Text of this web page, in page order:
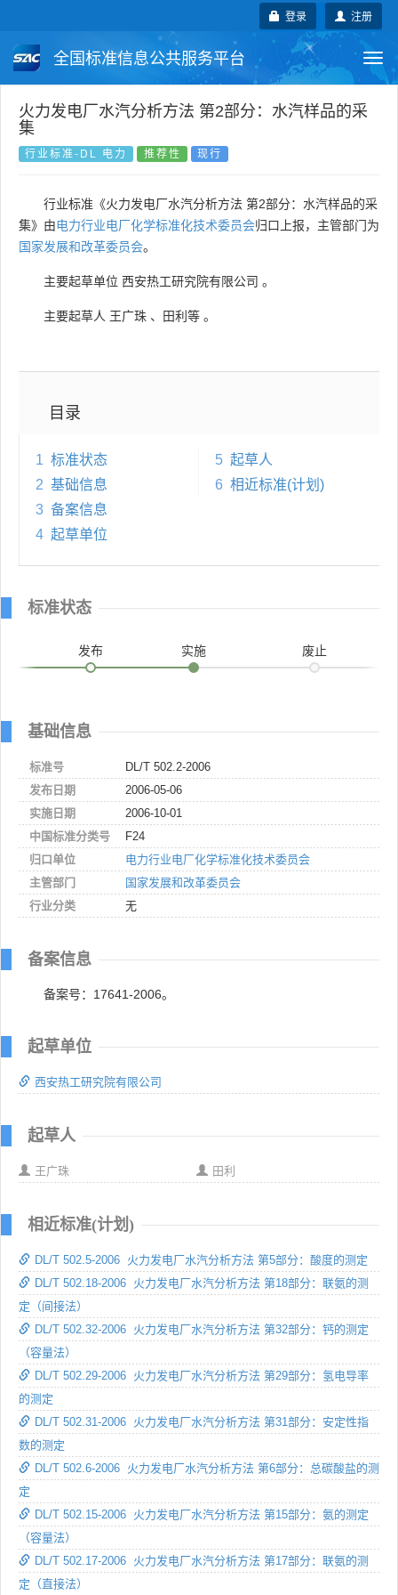
注册
登录
全国标准信息公共服务平台
国家标准 行业标准 地方标准
团体标准 企业标准
国外标准 技术委员会
火力发电厂水汽分析方法 第2部分：水汽样品的采
集
行业标准-DL 电力 推荐性 现行
行业标准《火力发电厂水汽分析方法 第2部分：水汽样品的采
集》由电力行业电厂化学标准化技术委员会归口上报，主管部门为
国家发展和改革委员会。
主要起草单位 西安热工研究院有限公司 。
主要起草人 王广珠 、 田利等 。
目录
1 标准状态
2 基础信息
3 备案信息
4 起草单位
5 起草人
6 相近标准(计划)
标准状态
发布 实施 废止
基础信息
标准号
DL/T 502.2-2006
发布日期
2006-05-06
实施日期
2006-10-01
中国标准分类号
F24
归口单位
电力行业电厂化学标准化技术委员会
主管部门
国家发展和改革委员会
行业分类
无
备案信息
备案号：17641-2006。
起草单位
西安热工研究院有限公司
起草人
王广珠 田利
相近标准(计划)
DL/T 502.5-2006 火力发电厂水汽分析方法 第5部分：酸度的测定
DL/T 502.18-2006 火力发电厂水汽分析方法 第18部分：联氨的测
定（间接法）
DL/T 502.32-2006 火力发电厂水汽分析方法 第32部分：钙的测定
（容量法）
DL/T 502.29-2006 火力发电厂水汽分析方法 第29部分：氢电导率
的测定
DL/T 502.31-2006 火力发电厂水汽分析方法 第31部分：安定性指
数的测定
DL/T 502.6-2006 火力发电厂水汽分析方法 第6部分：总碳酸盐的测
定
DL/T 502.15-2006 火力发电厂水汽分析方法 第15部分：氨的测定
（容量法）
DL/T 502.17-2006 火力发电厂水汽分析方法 第17部分：联氨的测
定（直接法）